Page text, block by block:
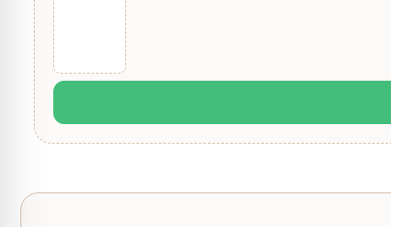
01, 03, 04, 06, 10, 20, 22, 23, 25, 27, 28, 29, 58, 60, 61,
Je beoordeling